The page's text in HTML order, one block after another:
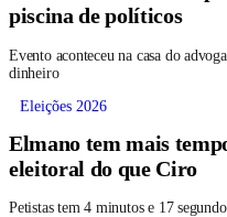
piscina de políticos
Evento aconteceu na casa do
dinheiro
Eleições 2026
Elmano tem mais
eleitoral do que Ciro
Petistas tem 4 minutos e 17